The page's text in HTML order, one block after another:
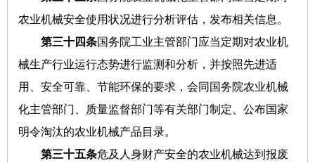
农业机械安全使用状况进行分析评估，发布相关信息。
第三十四条国务院工业主管部门应当定期对农业机
械生产行业运行态势进行监测和分析，并按照先进适
用、安全可靠、节能环保的要求，会同国务院农业机械
化主管部门、质量监督部门等有关部门制定、公布国家
明令淘汰的农业机械产品目录。
第三十五条危及人身财产安全的农业机械达到报废